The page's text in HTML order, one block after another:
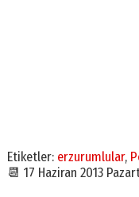
Etiketler: erzurumlular,
📆 17 Haziran 2013